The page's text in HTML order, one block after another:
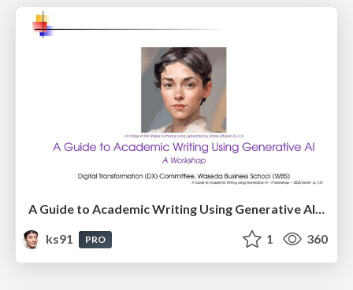
A Guide to Academic Writing Using Generative AI - A Workshop
ks91
PRO 1 360